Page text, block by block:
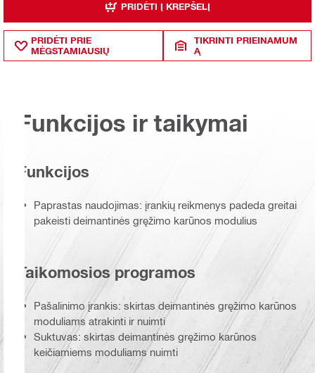
PRIDĖTI Į KREPŠELĮ
PRIDĖTI PRIE
MĖGSTAMIAUSIŲ
TIKRINTI PRIEINAMUM
Ą
Funkcijos ir taikymai
Funkcijos
Paprastas naudojimas: įrankių reikmenys padeda greitai
pakeisti deimantinės gręžimo karūnos modulius
Taikomosios programos
Pašalinimo įrankis: skirtas deimantinės gręžimo karūnos
moduliams atrakinti ir nuimti
Suktuvas: skirtas deimantinės gręžimo karūnos
keičiamiems moduliams nuimti